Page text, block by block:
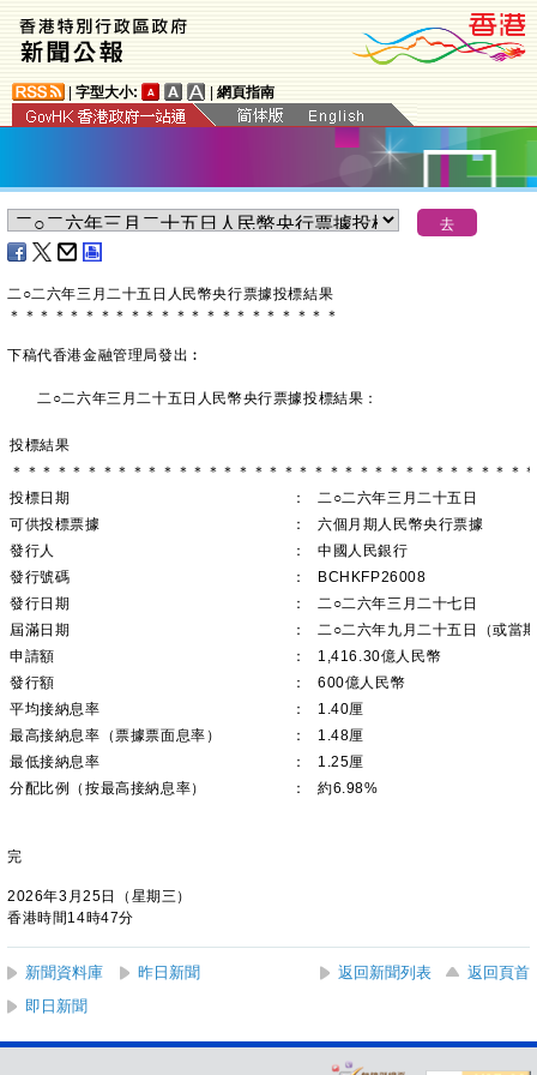
字型大小: 網頁指南
二○二六年三月二十五日人民幣央行票據投標結果
＊ ＊ ＊ ＊ ＊ ＊ ＊ ＊ ＊ ＊ ＊ ＊ ＊ ＊ ＊ ＊ ＊ ＊ ＊ ＊ ＊ ＊
下稿代香港金融管理局發出︰
二○二六年三月二十五日人民幣央行票據投標結果：
投標結果
＊＊＊＊＊＊＊＊＊＊＊＊＊＊＊＊＊＊＊＊＊＊＊＊＊＊＊＊＊＊＊＊＊＊
投標日期
：
二○二六年三月二十五日
可供投標票據
：
六個月期人民幣央行票據
發行人
：
中國人民銀行
發行號碼
：
BCHKFP26008
發行日期
：
二○二六年三月二十七日
屆滿日期
：
二○二六年九月二十五日（或當
申請額
：
1,416.30億人民幣
發行額
：
600億人民幣
平均接納息率
：
1.40厘
最高接納息率（票據票面息率）
：
1.48厘
最低接納息率
：
1.25厘
分配比例（按最高接納息率）
： 約6.98%
完
2026年3月25日（星期三）
香港時間14時47分
新聞資料庫 昨日新聞 返回新聞列表
返回頁首
即日新聞